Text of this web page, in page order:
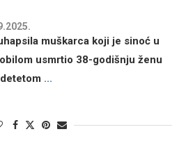
muškarca koji je sinoć u
usmrtio 38-godišnju ženu
...